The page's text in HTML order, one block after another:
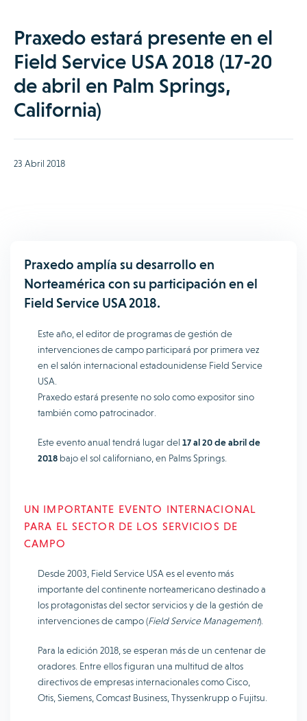
Praxedo estará presente en el
Field Service USA 2018 (17-20
de abril en Palm Springs,
California)
23 Abril 2018
Praxedo amplía su desarrollo en
Norteamérica con su participación en el
Field Service USA 2018.
Este año, el editor de programas de gestión de
intervenciones de campo participará por primera vez
en el salón internacional estadounidense Field Service
USA.
Praxedo estará presente no solo como expositor sino
también como patrocinador.
Este evento anual tendrá lugar del 17 al 20 de abril de
2018 bajo el sol californiano, en Palms Springs.
UN IMPORTANTE EVENTO INTERNACIONAL
PARA EL SECTOR DE LOS SERVICIOS DE
CAMPO
Desde 2003, Field Service USA es el evento más
importante del continente norteamericano destinado a
los protagonistas del sector servicios y de la gestión de
intervenciones de campo (Field Service Management).
Para la edición 2018, se esperan más de un centenar de
oradores. Entre ellos figuran una multitud de altos
directivos de empresas internacionales como Cisco,
Otis, Siemens, Comcast Business, Thyssenkrupp o Fujitsu.